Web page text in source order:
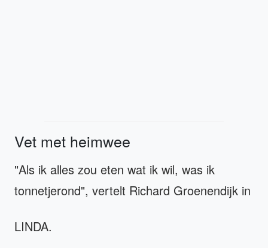
Vet met heimwee
"Als ik alles zou eten wat ik wil, was ik
tonnetjerond", vertelt Richard Groenendijk in
LINDA.